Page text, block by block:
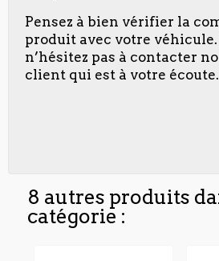
Pensez à bien vérifier la
produit avec votre véhicule.
n’hésitez pas à contacter
client qui est à votre écoute.
8 autres produits
catégorie :